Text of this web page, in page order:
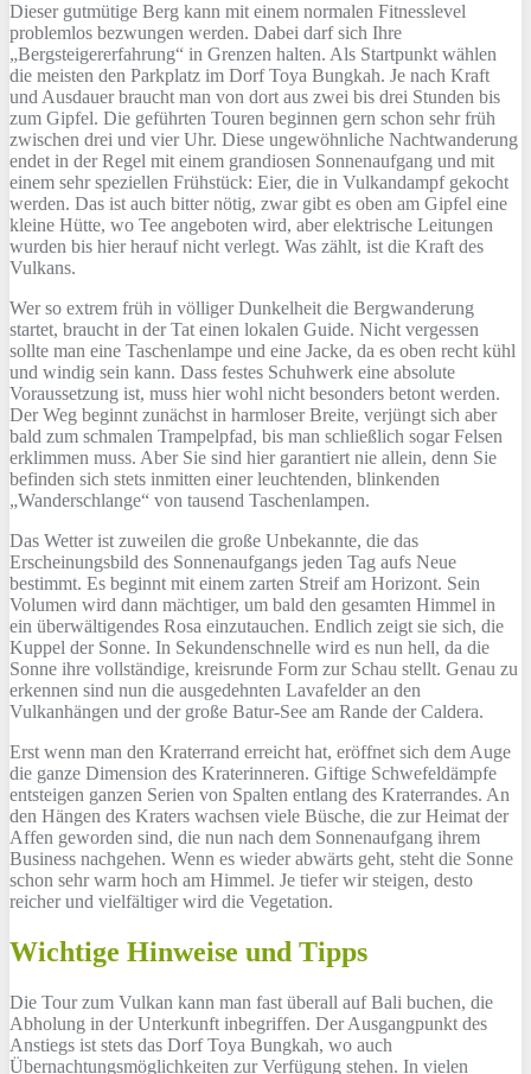
Dieser gutmütige Berg kann mit einem normalen Fitnesslevel
problemlos bezwungen werden. Dabei darf sich Ihre
„Bergsteigererfahrung“ in Grenzen halten. Als Startpunkt wählen
die meisten den Parkplatz im Dorf Toya Bungkah. Je nach Kraft
und Ausdauer braucht man von dort aus zwei bis drei Stunden bis
zum Gipfel. Die geführten Touren beginnen gern schon sehr früh
zwischen drei und vier Uhr. Diese ungewöhnliche Nachtwanderung
endet in der Regel mit einem grandiosen Sonnenaufgang und mit
einem sehr speziellen Frühstück: Eier, die in Vulkandampf gekocht
werden. Das ist auch bitter nötig, zwar gibt es oben am Gipfel eine
kleine Hütte, wo Tee angeboten wird, aber elektrische Leitungen
wurden bis hier herauf nicht verlegt. Was zählt, ist die Kraft des
Vulkans.
Wer so extrem früh in völliger Dunkelheit die Bergwanderung
startet, braucht in der Tat einen lokalen Guide. Nicht vergessen
sollte man eine Taschenlampe und eine Jacke, da es oben recht kühl
und windig sein kann. Dass festes Schuhwerk eine absolute
Voraussetzung ist, muss hier wohl nicht besonders betont werden.
Der Weg beginnt zunächst in harmloser Breite, verjüngt sich aber
bald zum schmalen Trampelpfad, bis man schließlich sogar Felsen
erklimmen muss. Aber Sie sind hier garantiert nie allein, denn Sie
befinden sich stets inmitten einer leuchtenden, blinkenden
„Wanderschlange“ von tausend Taschenlampen.
Das Wetter ist zuweilen die große Unbekannte, die das
Erscheinungsbild des Sonnenaufgangs jeden Tag aufs Neue
bestimmt. Es beginnt mit einem zarten Streif am Horizont. Sein
Volumen wird dann mächtiger, um bald den gesamten Himmel in
ein überwältigendes Rosa einzutauchen. Endlich zeigt sie sich, die
Kuppel der Sonne. In Sekundenschnelle wird es nun hell, da die
Sonne ihre vollständige, kreisrunde Form zur Schau stellt. Genau zu
erkennen sind nun die ausgedehnten Lavafelder an den
Vulkanhängen und der große Batur-See am Rande der Caldera.
Erst wenn man den Kraterrand erreicht hat, eröffnet sich dem Auge
die ganze Dimension des Kraterinneren. Giftige Schwefeldämpfe
entsteigen ganzen Serien von Spalten entlang des Kraterrandes. An
den Hängen des Kraters wachsen viele Büsche, die zur Heimat der
Affen geworden sind, die nun nach dem Sonnenaufgang ihrem
Business nachgehen. Wenn es wieder abwärts geht, steht die Sonne
schon sehr warm hoch am Himmel. Je tiefer wir steigen, desto
reicher und vielfältiger wird die Vegetation.
Wichtige Hinweise und Tipps
Die Tour zum Vulkan kann man fast überall auf Bali buchen, die
Abholung in der Unterkunft inbegriffen. Der Ausgangpunkt des
Anstiegs ist stets das Dorf Toya Bungkah, wo auch
Übernachtungsmöglichkeiten zur Verfügung stehen. In vielen